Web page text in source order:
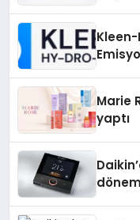
Kleen-
Marie
yaptı